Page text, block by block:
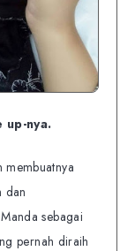
up-nya.
membuatnya
dan
sebagai
pernah diraih